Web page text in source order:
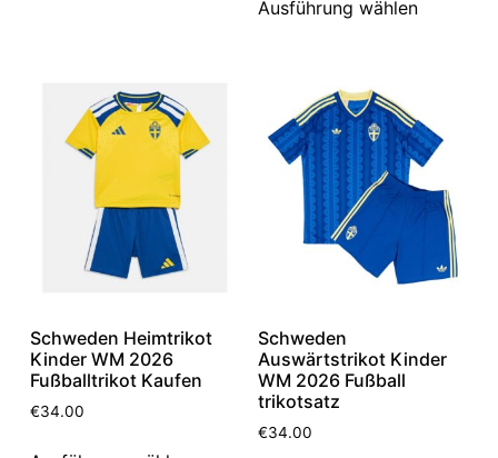
Ausführung wählen
Schweden Heimtrikot
Kinder WM 2026
Fußballtrikot Kaufen
€34.00
Schweden
Auswärtstrikot Kinder
WM 2026 Fußball
trikotsatz
€34.00